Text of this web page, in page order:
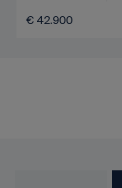
€ 42.900